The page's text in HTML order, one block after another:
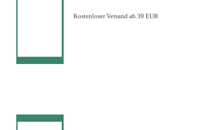
Kostenloser Versand ab 39 EUR